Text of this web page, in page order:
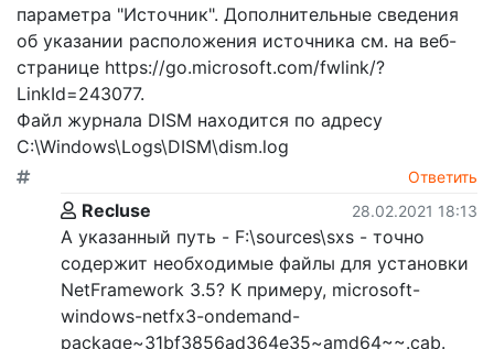
параметра "Источник". Дополнительные сведения
об указании расположения источника см. на веб-
странице https://go.microsoft.com/fwlink/?
LinkId=243077.
Файл журнала DISM находится по адресу
C:\Windows\Logs\DISM\dism.log
Ответить
Recluse 28.02.2021 18:13
А указанный путь - F:\sources\sxs - точно
содержит необходимые файлы для установки
NetFramework 3.5? К примеру, microsoft-
windows-netfx3-ondemand-
package~31bf3856ad364e35~amd64~~.cab.